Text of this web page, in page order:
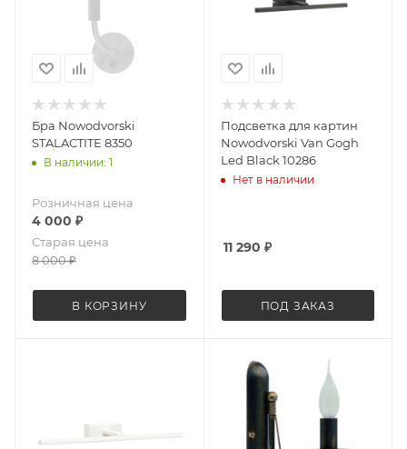
Бра Nowodvorski
STALACTITE 8350
В наличии: 1
Розничная цена
4 000 ₽
Старая цена
8 000₽
В КОРЗИНУ
Подсветка для картин
Nowodvorski Van Gogh
Led Black 10286
Нет в наличии
11 290 ₽
ПОД ЗАКАЗ